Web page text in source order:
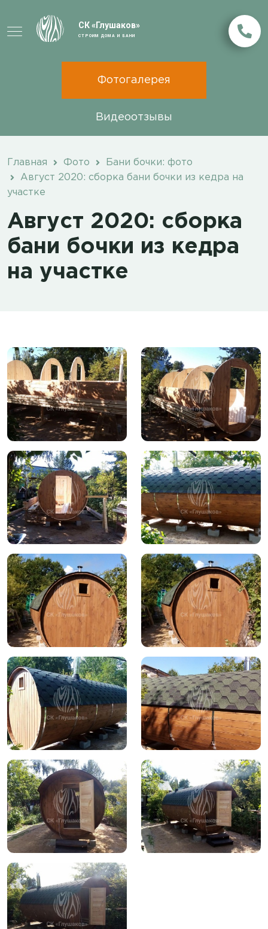
СК «Глушаков»
СТРОИМ ДОМА И БАНИ
Фотогалерея
Видеоотзывы
Главная Фото
Бани бочки: фото
Август 2020: сборка бани бочки из кедра на
участке
Август 2020: сборка
бани бочки из кедра
на участке